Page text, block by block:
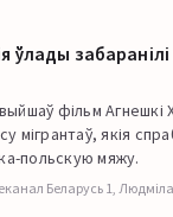
ўлады
фільм Агнешкі
мігрантаў, якія
польскую мяжу.
Беларусь 1,